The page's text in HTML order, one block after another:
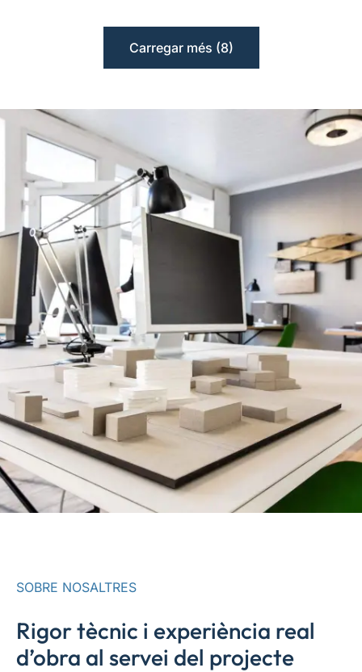
Carregar més (8)
SOBRE NOSALTRES
Rigor tècnic i experiència real
d’obra al servei del projecte